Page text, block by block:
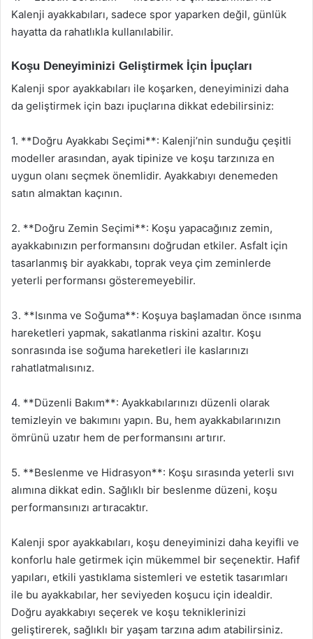
Kalenji ayakkabıları, sadece spor yaparken değil, günlük
hayatta da rahatlıkla kullanılabilir.
Koşu Deneyiminizi Geliştirmek İçin İpuçları
Kalenji spor ayakkabıları ile koşarken, deneyiminizi daha
da geliştirmek için bazı ipuçlarına dikkat edebilirsiniz:
1. **Doğru Ayakkabı Seçimi**: Kalenji’nin sunduğu çeşitli
modeller arasından, ayak tipinize ve koşu tarzınıza en
uygun olanı seçmek önemlidir. Ayakkabıyı denemeden
satın almaktan kaçının.
2. **Doğru Zemin Seçimi**: Koşu yapacağınız zemin,
ayakkabınızın performansını doğrudan etkiler. Asfalt için
tasarlanmış bir ayakkabı, toprak veya çim zeminlerde
yeterli performansı gösteremeyebilir.
3. **Isınma ve Soğuma**: Koşuya başlamadan önce ısınma
hareketleri yapmak, sakatlanma riskini azaltır. Koşu
sonrasında ise soğuma hareketleri ile kaslarınızı
rahatlatmalısınız.
4. **Düzenli Bakım**: Ayakkabılarınızı düzenli olarak
temizleyin ve bakımını yapın. Bu, hem ayakkabılarınızın
ömrünü uzatır hem de performansını artırır.
5. **Beslenme ve Hidrasyon**: Koşu sırasında yeterli sıvı
alımına dikkat edin. Sağlıklı bir beslenme düzeni, koşu
performansınızı artıracaktır.
Kalenji spor ayakkabıları, koşu deneyiminizi daha keyifli ve
konforlu hale getirmek için mükemmel bir seçenektir. Hafif
yapıları, etkili yastıklama sistemleri ve estetik tasarımları
ile bu ayakkabılar, her seviyeden koşucu için idealdir.
Doğru ayakkabıyı seçerek ve koşu tekniklerinizi
geliştirerek, sağlıklı bir yaşam tarzına adım atabilirsiniz.